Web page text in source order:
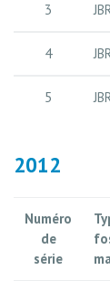
3
4
5
2012
Numéro
de
série